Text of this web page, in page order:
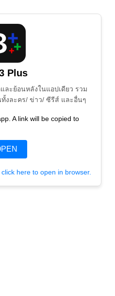
Plus
ละย้อนหลังในแอปเดียว รวม
งละคร/ ข่าว/ ซีรีส์ และอื่นๆ
A link will be copied to
here to open in browser.